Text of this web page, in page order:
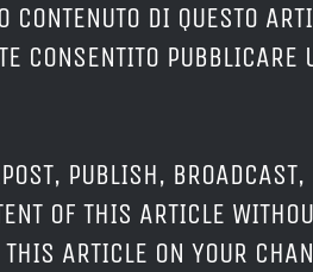
DI QUESTO
CONSENTITO
PUBLISH,
OF THIS ARTICLE
ARTICLE ON YOUR